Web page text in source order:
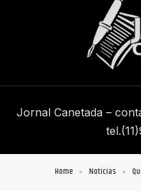
Jornal Canetada –
Home Notícias